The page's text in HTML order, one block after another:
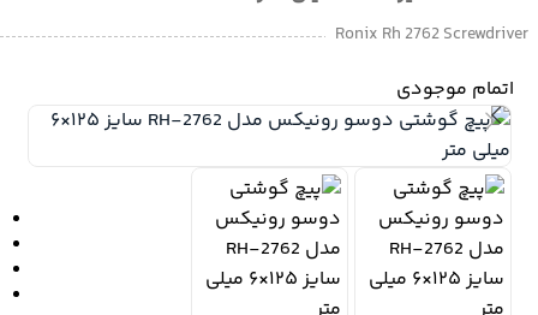
Ronix Rh 2762 Screwdriver
اتمام موجودی